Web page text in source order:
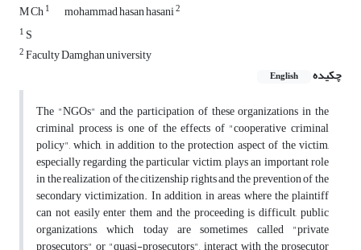
M Ch1 mohammad hasan hasani2
1 S
2Faculty Damghan university
چکیده
English
The "NGOs" and the participation of these organizations in the
criminal process is one of the effects of "cooperative criminal
policy", which, in addition to the protection aspect of the victim,
especially regarding the particular victim, plays an important role
in the realization of the citizenship rights and the prevention of the
secondary victimization. In addition, in areas where the plaintiff
can not easily enter them and the proceeding is difficult, public
organizations, which today are sometimes called "private